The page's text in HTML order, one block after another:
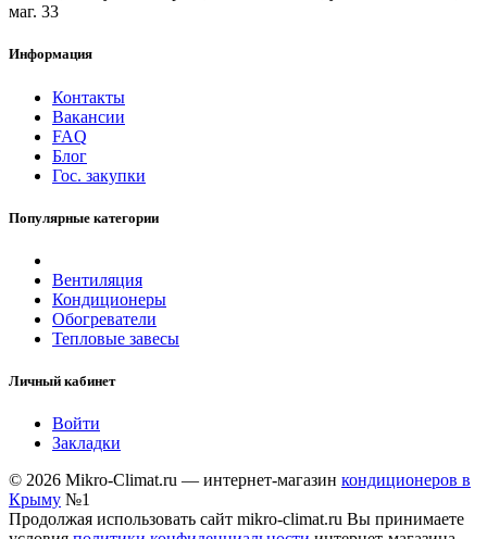
маг. 33
Информация
Контакты
Вакансии
FAQ
Блог
Гос. закупки
Популярные категории
Вентиляция
Кондиционеры
Обогреватели
Тепловые завесы
Личный кабинет
Войти
Закладки
© 2026 Mikro-Climat.ru — интернет-магазин кондиционеров в
Крыму №1
Продолжая использовать сайт mikro-climat.ru Вы принимаете